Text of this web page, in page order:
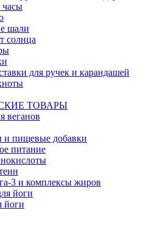
шали
солнца
для ручек и карандашей
ТОВАРЫ
веганов
пищевые добавки
питание
3 и комплексы жиров
йоги
йоги